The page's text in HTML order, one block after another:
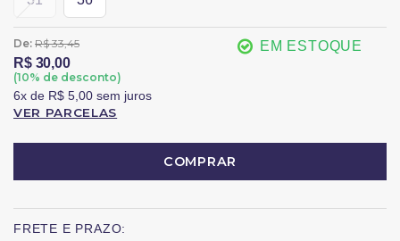
De: R$ 33,45
R$ 30,00
(10% de desconto)
6x de R$ 5,00 sem juros
VER PARCELAS
EM ESTOQUE
COMPRAR
FRETE E PRAZO: